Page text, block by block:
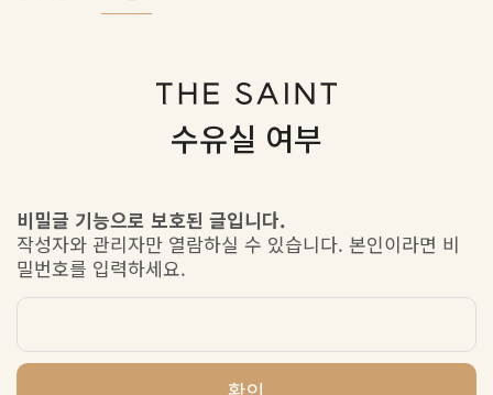
수유실 여부
비밀글 기능으로 보호된 글입니다.
작성자와 관리자만 열람하실 수 있습니다. 본인이라면 비
밀번호를 입력하세요.